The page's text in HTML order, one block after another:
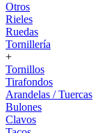
Otros
Rieles
Ruedas
Tornillería
+
Tornillos
Tirafondos
Arandelas / Tuercas
Bulones
Clavos